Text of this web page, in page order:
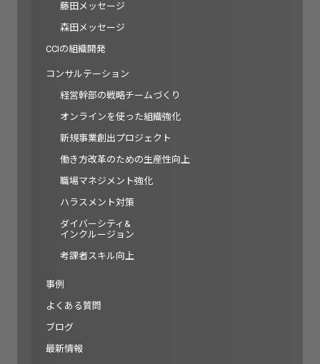
藤田メッセージ
森田メッセージ
CCIの組織開発
コンサルテーション
経営幹部の戦略チームづくり
オンラインを使った組織強化
新規事業創出プロジェクト
働き方改革のための生産性向上
職場マネジメント強化
ハラスメント対策
ダイバーシティ&
インクルージョン
考課者スキル向上
事例
よくある質問
ブログ
最新情報